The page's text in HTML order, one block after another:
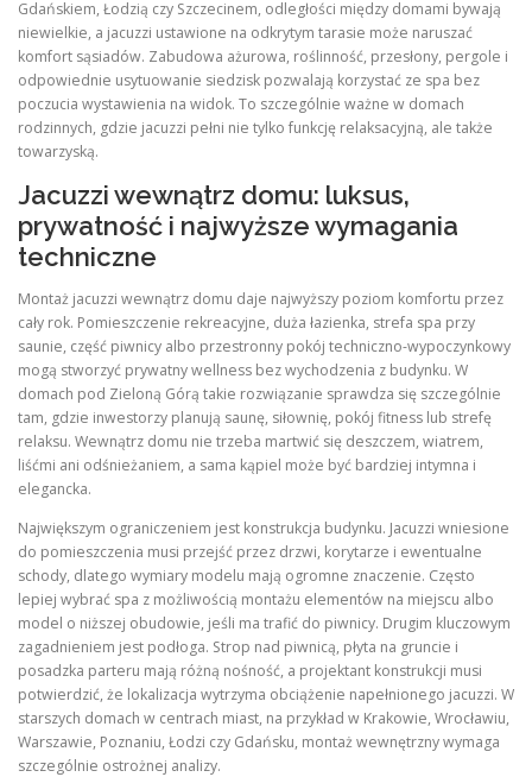
Gdańskiem, Łodzią czy Szczecinem, odległości między domami bywają
niewielkie, a jacuzzi ustawione na odkrytym tarasie może naruszać
komfort sąsiadów. Zabudowa ażurowa, roślinność, przesłony, pergole i
odpowiednie usytuowanie siedzisk pozwalają korzystać ze spa bez
poczucia wystawienia na widok. To szczególnie ważne w domach
rodzinnych, gdzie jacuzzi pełni nie tylko funkcję relaksacyjną, ale także
towarzyską.
Jacuzzi wewnątrz domu: luksus,
prywatność i najwyższe wymagania
techniczne
Montaż jacuzzi wewnątrz domu daje najwyższy poziom komfortu przez
cały rok. Pomieszczenie rekreacyjne, duża łazienka, strefa spa przy
saunie, część piwnicy albo przestronny pokój techniczno-wypoczynkowy
mogą stworzyć prywatny wellness bez wychodzenia z budynku. W
domach pod Zieloną Górą takie rozwiązanie sprawdza się szczególnie
tam, gdzie inwestorzy planują saunę, siłownię, pokój fitness lub strefę
relaksu. Wewnątrz domu nie trzeba martwić się deszczem, wiatrem,
liśćmi ani odśnieżaniem, a sama kąpiel może być bardziej intymna i
elegancka.
Największym ograniczeniem jest konstrukcja budynku. Jacuzzi wniesione
do pomieszczenia musi przejść przez drzwi, korytarze i ewentualne
schody, dlatego wymiary modelu mają ogromne znaczenie. Często
lepiej wybrać spa z możliwością montażu elementów na miejscu albo
model o niższej obudowie, jeśli ma trafić do piwnicy. Drugim kluczowym
zagadnieniem jest podłoga. Strop nad piwnicą, płyta na gruncie i
posadzka parteru mają różną nośność, a projektant konstrukcji musi
potwierdzić, że lokalizacja wytrzyma obciążenie napełnionego jacuzzi. W
starszych domach w centrach miast, na przykład w Krakowie, Wrocławiu,
Warszawie, Poznaniu, Łodzi czy Gdańsku, montaż wewnętrzny wymaga
szczególnie ostrożnej analizy.